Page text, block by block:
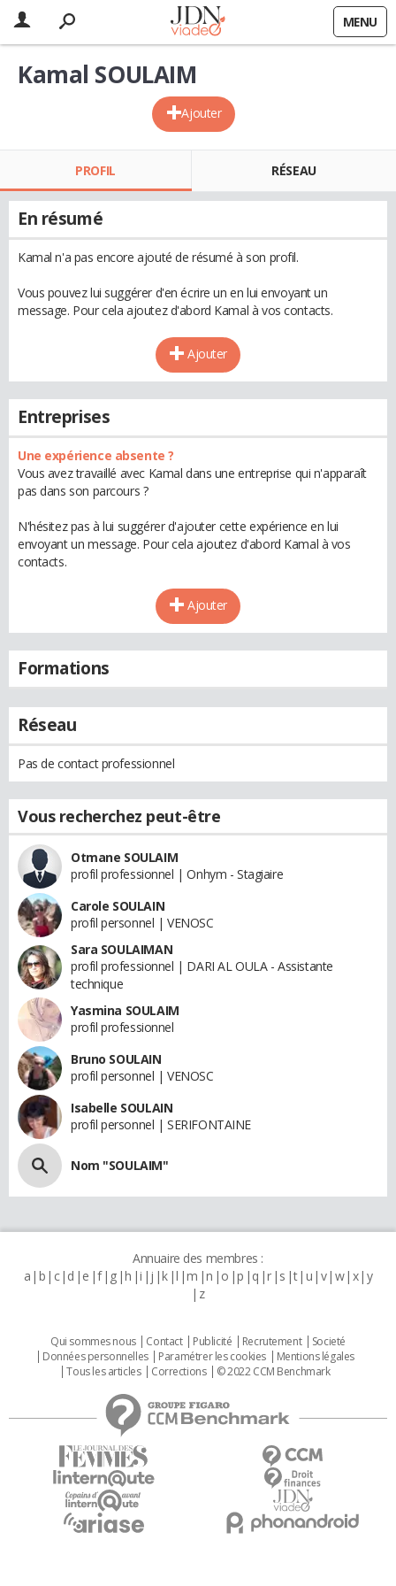
MENU
Ajouter
Kamal SOULAIM
PROFIL RÉSEAU
En résumé
Kamal n'a pas encore ajouté de résumé à son profil.
Vous pouvez lui suggérer d'en écrire un en lui envoyant un
message. Pour cela ajoutez d'abord Kamal à vos contacts.
Ajouter
Entreprises
Une expérience absente ?
Vous avez travaillé avec Kamal dans une entreprise qui n'apparaît
pas dans son parcours ?
N'hésitez pas à lui suggérer d'ajouter cette expérience en lui
envoyant un message. Pour cela ajoutez d'abord Kamal à vos
contacts.
Ajouter
Formations
Réseau
Pas de contact professionnel
Vous recherchez peut-être
Otmane SOULAIM
profil professionnel | Onhym - Stagiaire
Carole SOULAIN
profil personnel | VENOSC
Sara SOULAIMAN
profil professionnel | DARI AL OULA - Assistante
technique
Yasmina SOULAIM
profil professionnel
Bruno SOULAIN
profil personnel | VENOSC
Isabelle SOULAIN
profil personnel | SERIFONTAINE
Nom "SOULAIM"
Annuaire des membres :
a b c d e f g h i j k l m n o p q r s t u v w x y
z
Qui sommes nous Contact Publicité Recrutement
Societé
Données personnelles
Paramétrer les cookies
Mentions légales
Tous les articles
Corrections © 2022 CCM Benchmark